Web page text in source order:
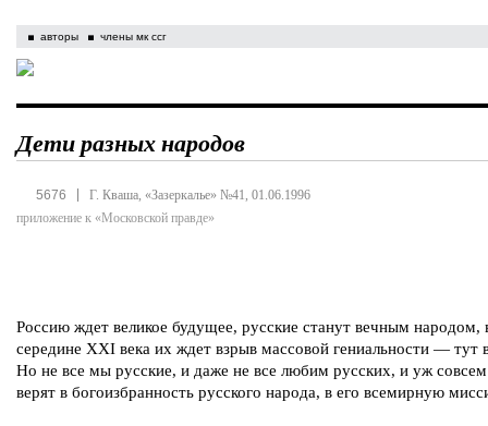
авторы члены мк ссг
Дети разных народов
5676
Г. Кваша, «Зазеркалье» №41, 01.06.1996
приложение к «Московской правде»
Россию ждет великое будущее, русские станут вечным народом,
середине XXI века их ждет взрыв массовой гениальности — тут
Но не все мы русские, и даже не все любим русских, и уж
верят в богоизбранность русского народа, в его всемирную